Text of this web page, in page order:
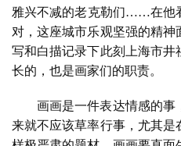
錯
的
繁
體
百
例
雅兴不减的老克勒们……在他
对，这座城市乐观坚强的精
写和白描记录下此刻上海市
长的，也是画家们的职责。
画画是一件表达情感的事
来就不应该草率行事，尤其